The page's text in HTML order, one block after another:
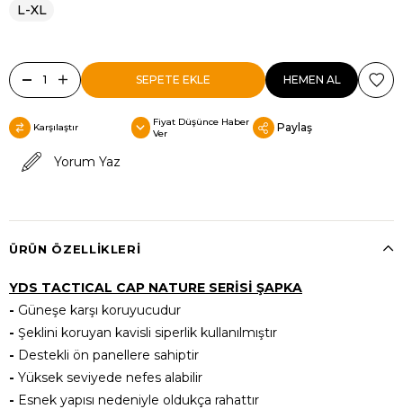
L-XL
Karşılaştır
Fiyat Düşünce Haber
Ver
Paylaş
Yorum Yaz
ÜRÜN ÖZELLIKLERI
YDS TACTICAL CAP NATURE SERİSİ ŞAPKA
- Güneşe karşı koruyucudur
- Şeklini koruyan kavisli siperlik kullanılmıştır
- Destekli ön panellere sahiptir
- Yüksek seviyede nefes alabilir
- Esnek yapısı nedeniyle oldukça rahattır